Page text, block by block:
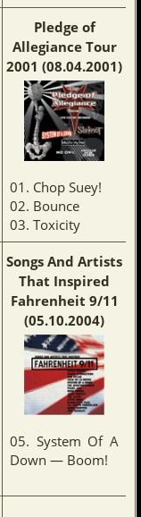
Pledge of
Allegiance Tour
2001 (08.04.2001)
01. Chop Suey!
02. Bounce
03. Toxicity
Songs And Artists
That Inspired
Fahrenheit 9/11
(05.10.2004)
05. System Of A
Down — Boom!